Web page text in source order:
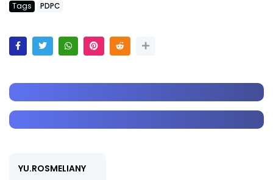
Tags PDPC
YU.ROSMELIANY